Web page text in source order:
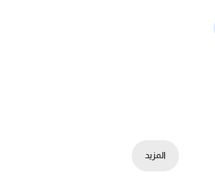
المزيد